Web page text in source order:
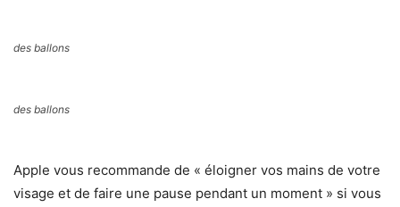
des ballons
des ballons
Apple vous recommande de « éloigner vos mains de votre
visage et de faire une pause pendant un moment » si vous